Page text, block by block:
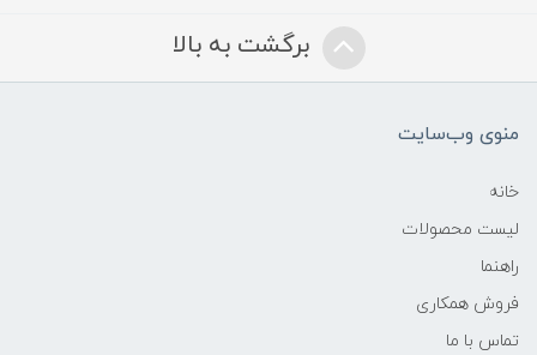
برگشت به بالا
منوی وب‌سایت
خانه
لیست محصولات
راهنما
فروش همکاری
تماس با ما